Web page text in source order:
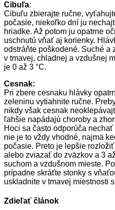
Cibuľa:
Cibuľu zbierajte ručne,
počasie, niekoľko dní ju
hriadke. Až potom ju opatrne
uschnutú vňať aj korienky.
odstráňte poškodené. Suché
v tmavej, chladnej a vzdušnej
je 0 až 3 °C.
Cesnak:
Pri zbere cesnaku hlávky
zeleninu vytiahnite ručne.
nikdy však cesnak
ľahšie napádajú choroby a
Hoci sa často odporúča
nie je to vždy vhodné, najmä
počasie. Preto je lepšie
alebo zviazať do zväzkov a 3
suchom a vzdušnom mieste.
prípadne skráťte stonky s
uskladnite v tmavej miestnosti
Zdieľať článok